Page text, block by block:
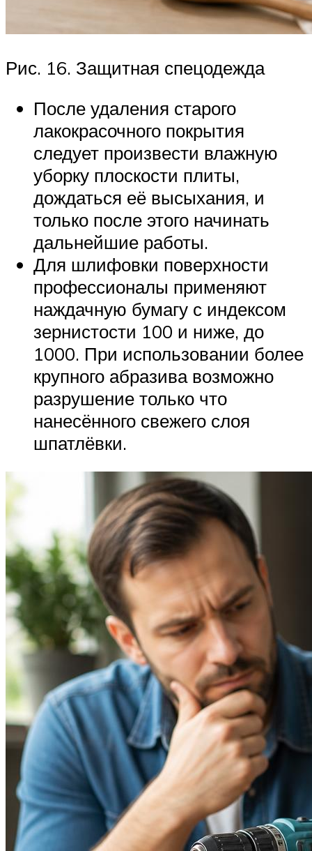
Рис. 16. Защитная спецодежда
После удаления старого
лакокрасочного покрытия
следует произвести влажную
уборку плоскости плиты,
дождаться её высыхания, и
только после этого начинать
дальнейшие работы.
Для шлифовки поверхности
профессионалы применяют
наждачную бумагу с индексом
зернистости 100 и ниже, до
1000. При использовании более
крупного абразива возможно
разрушение только что
нанесённого свежего слоя
шпатлёвки.